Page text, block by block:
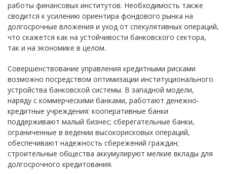
работы финансовых институтов. Необходимость также
сводится к усилению ориентира фондового рынка на
долгосрочные вложения и уход от спекулятивных операций,
что скажется как на устойчивости банковского сектора,
так и на экономике в целом.
Совершенствование управления кредитными рисками
возможно посредством оптимизации институционального
устройства банковской системы. В западной модели,
наряду с коммерческими банками, работают денежно-
кредитные учреждения: кооперативные банки
поддерживают малый бизнес; сберегательные банки,
ограниченные в ведении высокорисковых операций,
обеспечивают надежность сбережений граждан;
строительные общества аккумулируют мелкие вклады для
долгосрочного кредитования.